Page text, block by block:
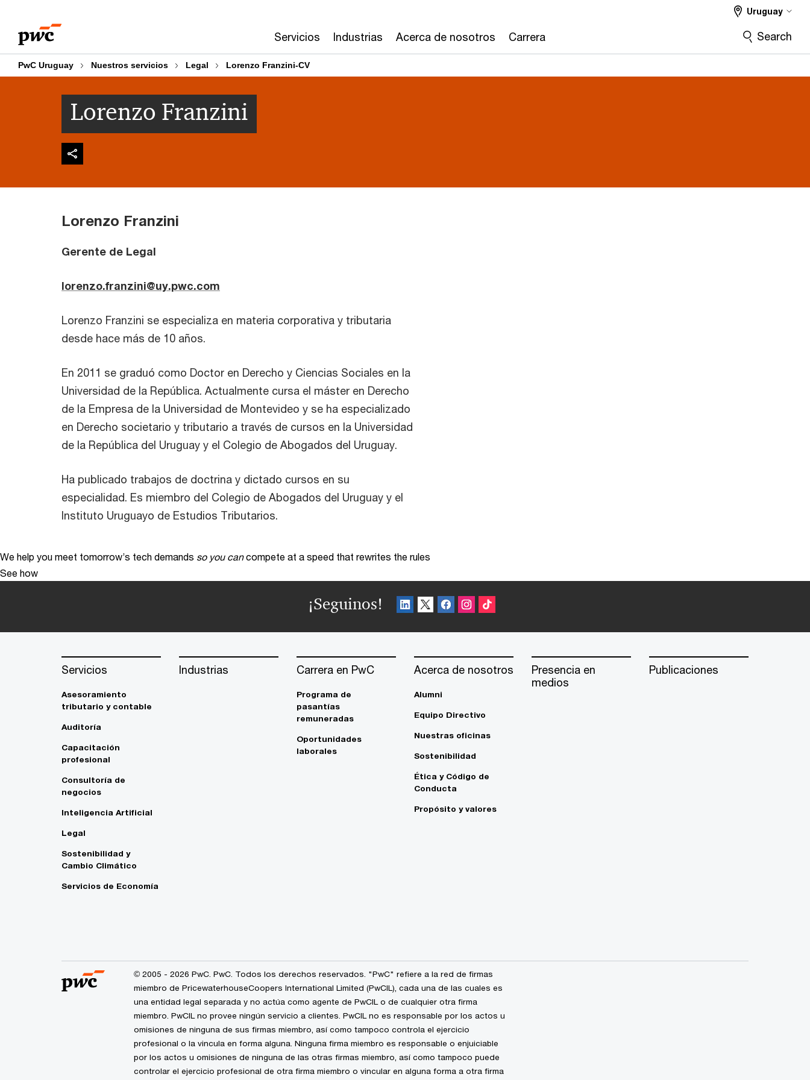
content
footer
Servicios Industrias Acerca de nosotros Carrera
Uruguay
Search
PwC Uruguay Nuestros servicios Legal Lorenzo Franzini-CV
Lorenzo Franzini
Lorenzo Franzini
Gerente de Legal
lorenzo.franzini@uy.pwc.com
Lorenzo Franzini se especializa en materia corporativa y tributaria
desde hace más de 10 años.
En 2011 se graduó como Doctor en Derecho y Ciencias Sociales en la
Universidad de la República. Actualmente cursa el máster en Derecho
de la Empresa de la Universidad de Montevideo y se ha especializado
en Derecho societario y tributario a través de cursos en la Universidad
de la República del Uruguay y el Colegio de Abogados del Uruguay.
Ha publicado trabajos de doctrina y dictado cursos en su
especialidad. Es miembro del Colegio de Abogados del Uruguay y el
Instituto Uruguayo de Estudios Tributarios.
We help you meet tomorrow’s tech demands so you can compete at a speed that rewrites the rules
See how
¡Seguinos!
Servicios
Asesoramiento
tributario y contable
Auditoría
Capacitación
profesional
Consultoría de
negocios
Inteligencia Artificial
Legal
Sostenibilidad y
Cambio Climático
Servicios de Economía
Industrias Carrera en PwC
Programa de
pasantías
remuneradas
Oportunidades
laborales
Acerca de nosotros
Alumni
Equipo Directivo
Nuestras oficinas
Sostenibilidad
Ética y Código de
Conducta
Propósito y valores
Presencia en
medios
Publicaciones
© 2005 - 2026 PwC. PwC. Todos los derechos reservados. "PwC" refiere a la red de firmas
miembro de PricewaterhouseCoopers International Limited (PwCIL), cada una de las cuales es
una entidad legal separada y no actúa como agente de PwCIL o de cualquier otra firma
miembro. PwCIL no provee ningún servicio a clientes. PwCIL no es responsable por los actos u
omisiones de ninguna de sus firmas miembro, así como tampoco controla el ejercicio
profesional o la vincula en forma alguna. Ninguna firma miembro es responsable o enjuiciable
por los actos u omisiones de ninguna de las otras firmas miembro, así como tampoco puede
controlar el ejercicio profesional de otra firma miembro o vincular en alguna forma a otra firma